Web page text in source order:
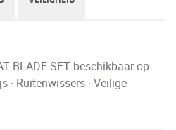
BLADE SET beschikbaar op
· Ruitenwissers · Veilige